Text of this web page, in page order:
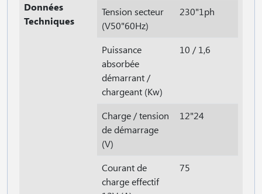
Données
Techniques
Tension secteur
(V50"60Hz)
230"1ph
Puissance
absorbée
démarrant /
chargeant (Kw)
10 / 1,6
Charge / tension
de démarrage
(V)
12"24
Courant de
charge effectif
75